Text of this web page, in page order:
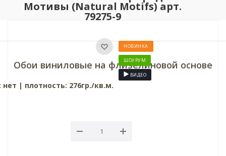
Мотивы (Natural Motifs) арт.
79275-9
НОВИНКА
ШОУРУМ
ВИДЕО
Обои виниловые на флизелиновой основе
нет | плотность: 276гр./кв.м.